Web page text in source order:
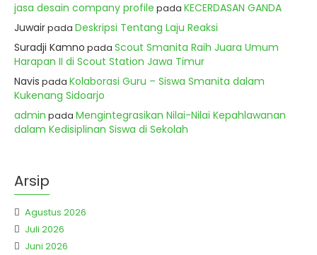
jasa desain company profile pada KECERDASAN GANDA
Juwairpada Deskripsi Tentang Laju Reaksi
Suradji Kamno pada Scout Smanita Raih Juara Umum
Harapan II di Scout Station Jawa Timur
Navis pada Kolaborasi Guru – Siswa Smanita dalam
Kukenang Sidoarjo
admin pada Mengintegrasikan Nilai-Nilai Kepahlawanan
dalam Kedisiplinan Siswa di Sekolah
Arsip
Agustus 2026
Juli 2026
Juni 2026